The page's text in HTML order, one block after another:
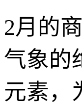
2月的
气象的
元素，